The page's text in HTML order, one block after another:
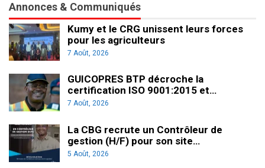
Annonces & Communiqués
Kumy et le CRG unissent leurs forces
pour les agriculteurs
7 Août, 2026
GUICOPRES BTP décroche la
certification ISO 9001:2015 et…
7 Août, 2026
La CBG recrute un Contrôleur de
gestion (H/F) pour son site…
5 Août, 2026